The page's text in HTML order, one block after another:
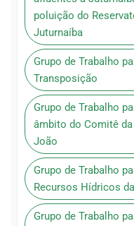
poluição do
Juturnaíba
Grupo de Trabalho
Transposição
Grupo de Trabalho
âmbito do Comitê
João
Grupo de Trabalho
Recursos Hídricos
Grupo de Trabalho